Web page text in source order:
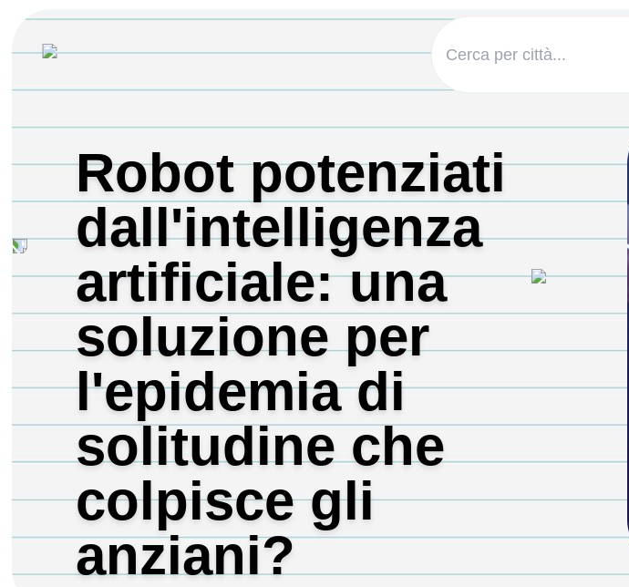
Robot potenziati
dall'intelligenza
artificiale: una
soluzione per
l'epidemia di
solitudine che
colpisce gli
anziani?